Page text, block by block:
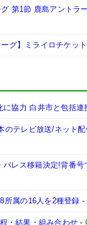
第1節 鹿島アントラ
ーグ】ミライロチケッ
に協力 白井市と包括連
のテレビ放送/ネット
パレス移籍決定!背番
所属の16人を2種登録 -
・結果・組み合わせ -